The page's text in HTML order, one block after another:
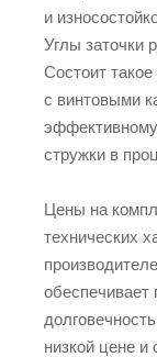
и
Углы заточки
Состоит
с винтовыми
стружки в
Цены на
технических
обеспечивает
низкой цене и